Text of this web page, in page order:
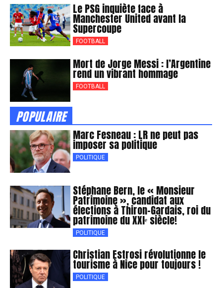
Le PSG inquiète face à
Manchester United avant la
Supercoupe
FOOTBALL
Mort de Jorge Messi : l’Argentine
rend un vibrant hommage
FOOTBALL
POPULAIRE
Marc Fesneau : LR ne peut pas
imposer sa politique
POLITIQUE
Stéphane Bern, le « Monsieur
Patrimoine », candidat aux
élections à Thiron-Gardais, roi du
patrimoine du XXIᵉ siècle!
POLITIQUE
Christian Estrosi révolutionne le
tourisme à Nice pour toujours !
POLITIQUE